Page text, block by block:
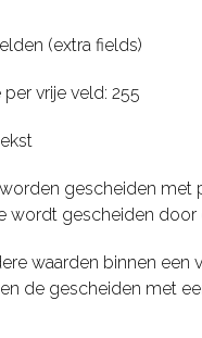
(extra fields)
vrije veld: 255
gescheiden met
wordt gescheiden door
waarden binnen een
de gescheiden met